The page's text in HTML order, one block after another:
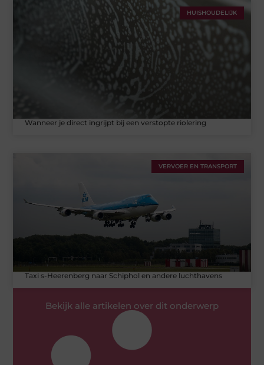
HUISHOUDELIJK
Wanneer je direct ingrijpt bij een verstopte riolering
VERVOER EN TRANSPORT
Taxi s-Heerenberg naar Schiphol en andere luchthavens
Bekijk alle artikelen over dit onderwerp